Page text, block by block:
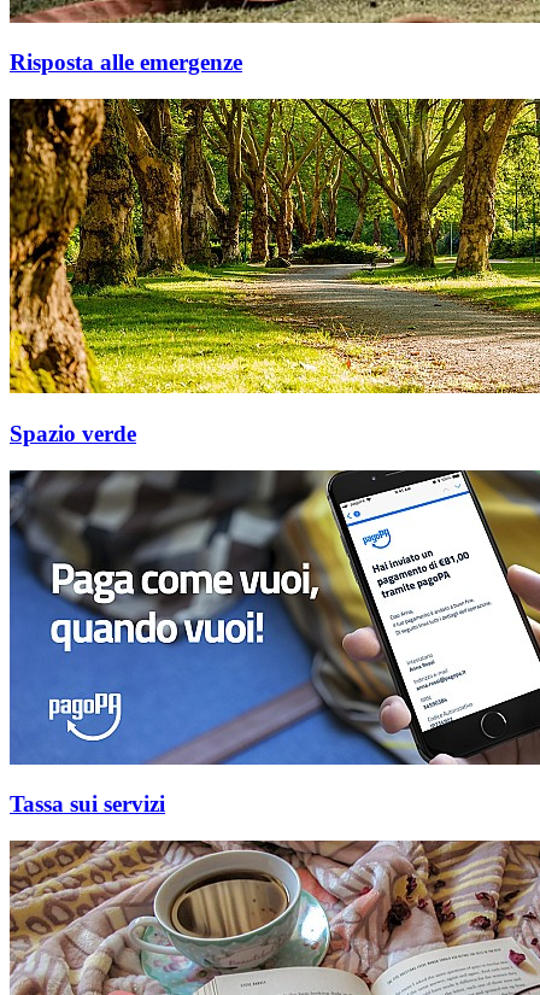
Risposta alle emergenze
Spazio verde
Tassa sui servizi